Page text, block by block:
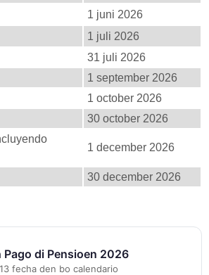
1 juni 2026
1 juli 2026
31 juli 2026
1 september 2026
1 october 2026
30 october 2026
1 december 2026
30 december 2026
Pago di Pensioen 2026
fecha den bo calendario